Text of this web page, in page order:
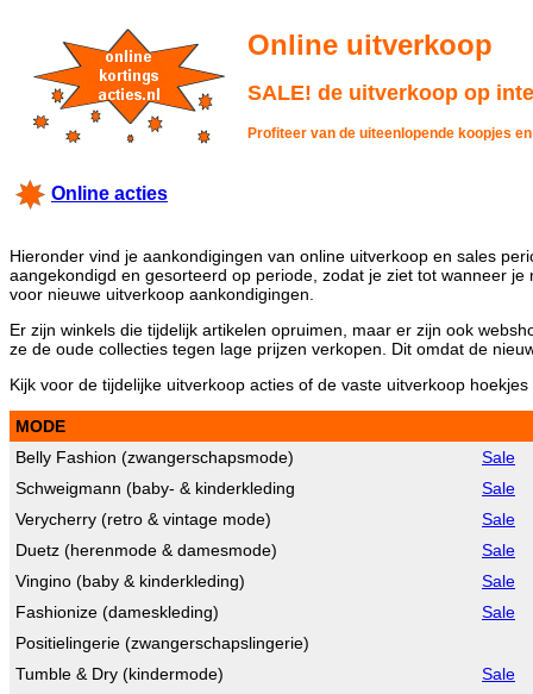
Online uitverkoop
SALE! de uitverkoop op
Profiteer van de uiteenlopende koopjes
Online acties
Hieronder vind je aankondigingen van online uitverkoop en sales
aangekondigd en gesorteerd op periode, zodat je ziet tot wanneer
voor nieuwe uitverkoop aankondigingen.
Er zijn winkels die tijdelijk artikelen opruimen, maar er zijn ook
ze de oude collecties tegen lage prijzen verkopen. Dit omdat de
Kijk voor de tijdelijke uitverkoop acties of de vaste uitverkoop
MODE
Belly Fashion (zwangerschapsmode)
Sale
Schweigmann (baby- & kinderkleding
Sale
Verycherry (retro & vintage mode)
Sale
Duetz (herenmode & damesmode)
Sale
Vingino (baby & kinderkleding)
Sale
Fashionize (dameskleding)
Sale
Positielingerie (zwangerschapslingerie)
Tumble & Dry (kindermode)
Sale